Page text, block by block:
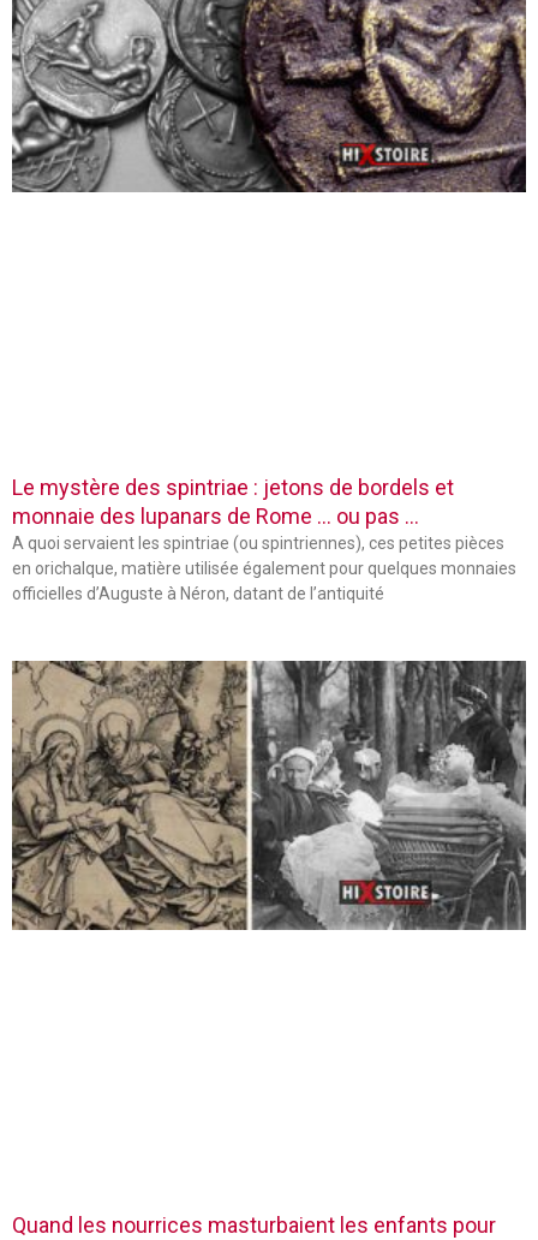
Le mystère des spintriae : jetons de bordels et
monnaie des lupanars de Rome … ou pas …
A quoi servaient les spintriae (ou spintriennes), ces petites pièces
en orichalque, matière utilisée également pour quelques monnaies
officielles d’Auguste à Néron, datant de l’antiquité
Quand les nourrices masturbaient les enfants pour